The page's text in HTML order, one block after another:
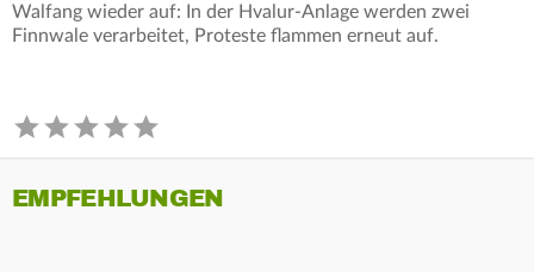
Walfang wieder auf: In der Hvalur-Anlage werden zwei
Finnwale verarbeitet, Proteste flammen erneut auf.
EMPFEHLUNGEN